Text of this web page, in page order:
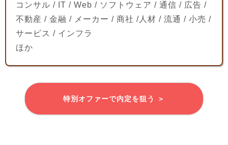
コンサル / IT / Web / ソフトウェア / 通信 / 広告 /
不動産 / 金融 / メーカー / 商社 /人材 / 流通 / 小売 /
サービス / インフラ
ほか
特別オファーで内定を狙う ＞